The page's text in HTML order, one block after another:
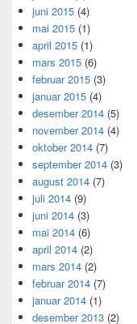
juni 2015 (4)
mai 2015 (1)
april 2015 (1)
mars 2015 (6)
februar 2015 (3)
januar 2015 (4)
desember 2014 (5)
november 2014 (4)
oktober 2014 (7)
september 2014 (3)
august 2014 (7)
juli 2014 (9)
juni 2014 (3)
mai 2014 (6)
april 2014 (2)
mars 2014 (2)
februar 2014 (7)
januar 2014 (1)
desember 2013 (2)